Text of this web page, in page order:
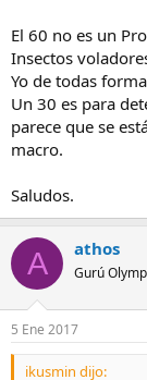
El 60 no es un
Insectos
Yo de todas
Un 30 es para
parece que se
macro.
Saludos.
A athos
Gurú
5 Ene 2017
ikusmin dijo: